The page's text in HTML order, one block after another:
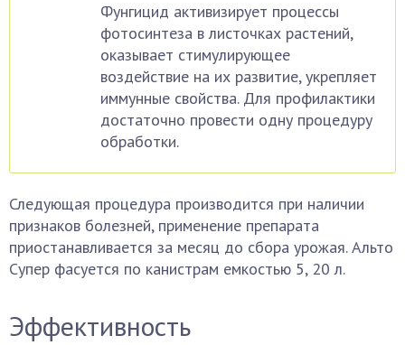
Фунгицид активизирует процессы
фотосинтеза в листочках растений,
оказывает стимулирующее
воздействие на их развитие, укрепляет
иммунные свойства. Для профилактики
достаточно провести одну процедуру
обработки.
Следующая процедура производится при наличии
признаков болезней, применение препарата
приостанавливается за месяц до сбора урожая. Альто
Супер фасуется по канистрам емкостью 5, 20 л.
Эффективность